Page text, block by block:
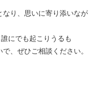
なり、思いに寄り添いなが
にでも起こりうるも
、ぜひご相談ください。